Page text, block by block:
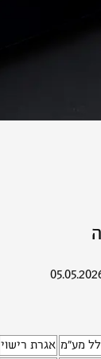
מע"מ אגרת רישוי